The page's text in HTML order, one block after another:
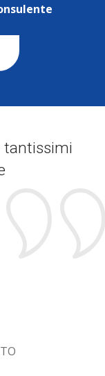
tantissimi